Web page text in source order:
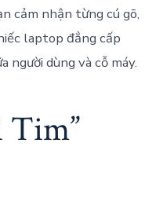
cảm nhận từng cú gõ,
laptop đẳng cấp
dùng và cỗ máy.
Tim”